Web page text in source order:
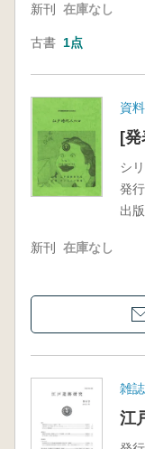
新刊 在庫なし
古書 1点
資
[
シ
発行
出
新刊 在庫なし
雑
江